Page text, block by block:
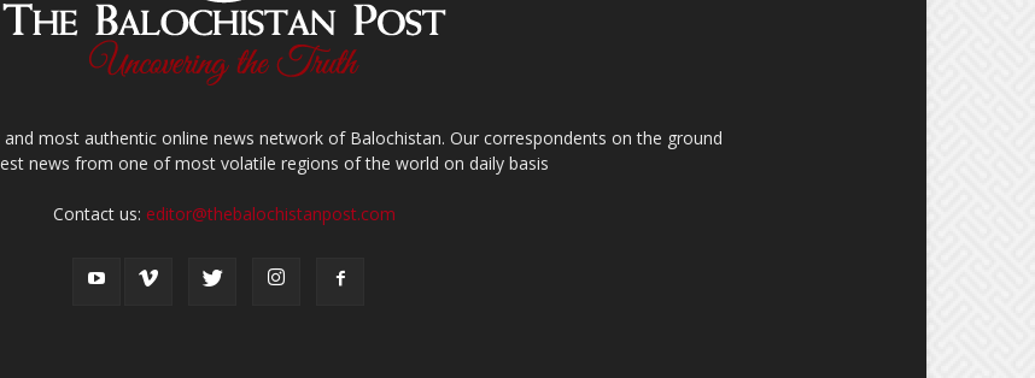
most authentic online news network of Balochistan. Our correspondents on the ground
news from one of most volatile regions of the world on daily basis.
Contact us: editor@thebalochistanpost.com